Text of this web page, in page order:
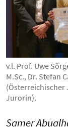
v.l. Prof. Uwe
M.Sc., Dr. Stefan
(Österreichischer
Jurorin).
Samer